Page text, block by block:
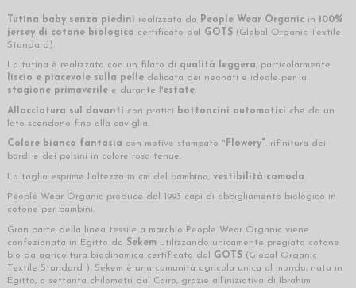
Tutina baby senza piedini realizzata da People Wear Organic in 100%
jersey di cotone biologico certificato dal GOTS (Global Organic Textile
Standard).
La tutina è realizzata con un filato di qualità leggera, particolarmente
liscio e piacevole sulla pelle delicata dei neonati e ideale per la
stagione primaverile e durante l'estate.
Allacciatura sul davanti con pratici bottoncini automatici che da un
lato scendono fino alla caviglia.
Colore bianco fantasia con motivo stampato " Flowery" . rifinitura dei
bordi e dei polsini in colore rosa tenue.
La taglia esprime l'altezza in cm del bambino, vestibilità comoda.
People Wear Organic produce dal 1993 capi di abbigliamento biologico in
cotone per bambini.
Gran parte della linea tessile a marchio People Wear Organic viene
confezionata in Egitto da Sekem utilizzando unicamente pregiato cotone
bio da agricoltura biodinamica certificata dal GOTS (Global Organic
Textile Standard ). Sekem è una comunità agricola unica al mondo, nata in
Egitto, a settanta chilometri dal Cairo, grazie all’iniziativa di Ibrahim